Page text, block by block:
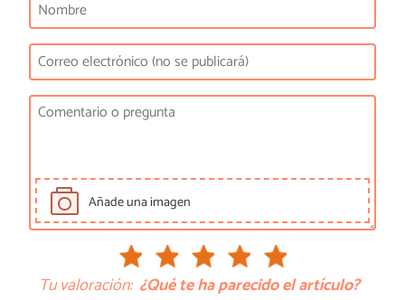
Añade una imagen
Tu valoración: ¿Qué te ha parecido el artículo?